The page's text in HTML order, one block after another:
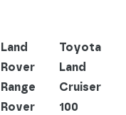
Land
Rover
Range
Rover
Toyota
Land
Cruiser
100